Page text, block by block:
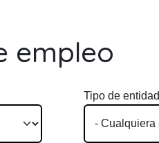
empleo
Tipo de entidad